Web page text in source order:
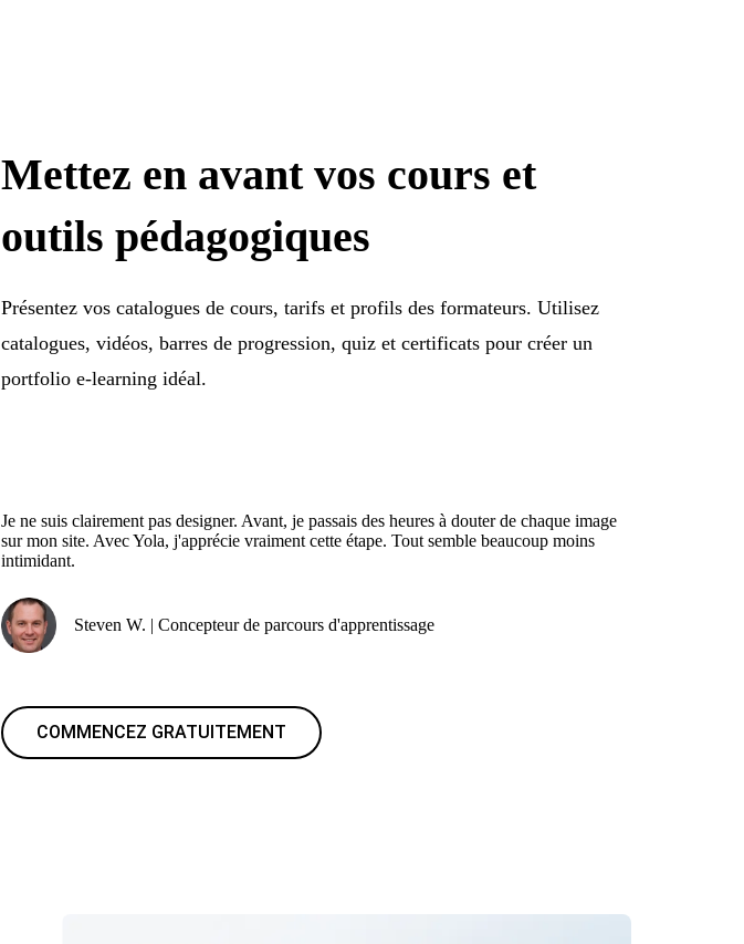
Mettez en avant vos cours et
outils pédagogiques
Présentez vos catalogues de cours, tarifs et profils des formateurs. Utilisez
catalogues, vidéos, barres de progression, quiz et certificats pour créer un
portfolio e-learning idéal.
Je ne suis clairement pas designer. Avant, je passais des heures à douter de chaque image
sur mon site. Avec Yola, j'apprécie vraiment cette étape. Tout semble beaucoup moins
intimidant.
Steven W. | Concepteur de parcours d'apprentissage
COMMENCEZ GRATUITEMENT